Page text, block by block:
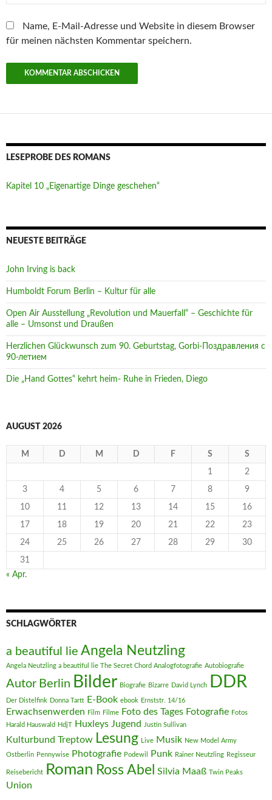
Name, E-Mail-Adresse und Website in diesem Browser
für meinen nächsten Kommentar speichern.
LESEPROBE DES ROMANS
Kapitel 10 „Eigenartige Dinge geschehen“
NEUESTE BEITRÄGE
John Irving is back
Humboldt Forum Berlin – Kultur für alle
Open Air Ausstellung „Revolution und Mauerfall“ – Geschichte für
alle – Umsonst und Draußen
Herzlichen Glückwunsch zum 90. Geburtstag, Gorbi-Поздравления с
90-летием
Die „Hand Gottes“ kehrt heim- Ruhe in Frieden, Diego
AUGUST 2026
M D M D F S S
1 2
3 4 5 6 7 8 9
10 11 12 13 14 15 16
17 18 19 20 21 22 23
24 25 26 27 28 29 30
31
« Apr.
SCHLAGWÖRTER
a beautiful lie Angela Neutzling
Angela Neutzling a beautiful lie The Secret Chord Analogfotografie Autobiografie
Autor Berlin Bilder Biografie Bizarre David Lynch DDR
Der Distelfink Donna Tartt E-Book ebook Ernststr. 14/16
Erwachsenwerden Film Filme Foto des Tages Fotografie Fotos
Harald Hauswald
HdjT Huxleys Jugend Justin Sullivan
Kulturbund Treptow Lesung Live Musik New Model Army
Ostberlin Pennywise Photografie Podewil Punk Rainer Neutzling Regisseur
Reisebericht Roman Ross Abel Silvia Maaß Twin Peaks
Union